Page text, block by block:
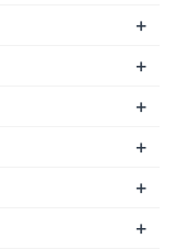
+
+
+
+
+
+